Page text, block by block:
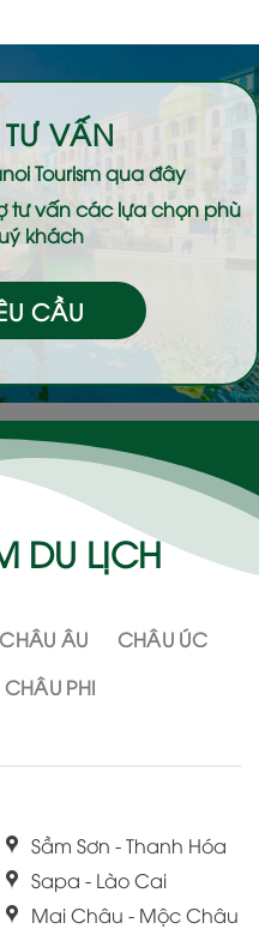
VẤN
Tourismqua đây
tư vấn các lựa chọn phù
khách
CẦU
DU LỊCH
CHÂU ÂU
CHÂU ÚC
CHÂU PHI
Sầm Sơn - Thanh Hóa
Sapa - Lào Cai
Mai Châu - Mộc Châu